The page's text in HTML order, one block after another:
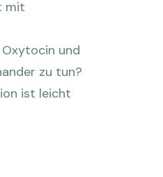
mit
Oxytocin und
zu tun?
ist leicht